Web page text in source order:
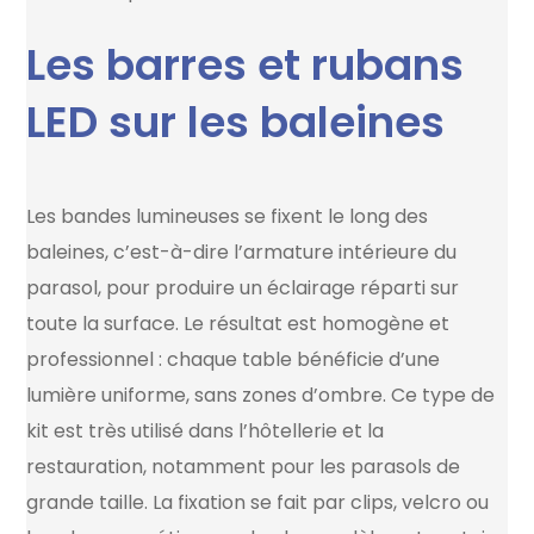
Les barres et rubans
LED sur les baleines
Les bandes lumineuses se fixent le long des
baleines, c’est-à-dire l’armature intérieure du
parasol, pour produire un éclairage réparti sur
toute la surface. Le résultat est homogène et
professionnel : chaque table bénéficie d’une
lumière uniforme, sans zones d’ombre. Ce type de
kit est très utilisé dans l’hôtellerie et la
restauration, notamment pour les parasols de
grande taille. La fixation se fait par clips, velcro ou